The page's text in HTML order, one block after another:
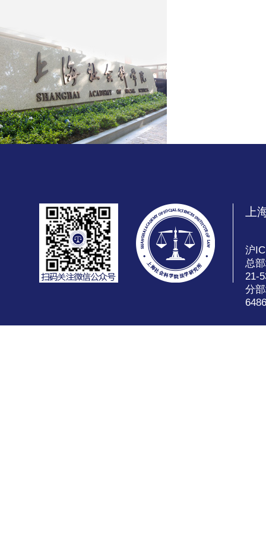
上
沪
总
21-
分